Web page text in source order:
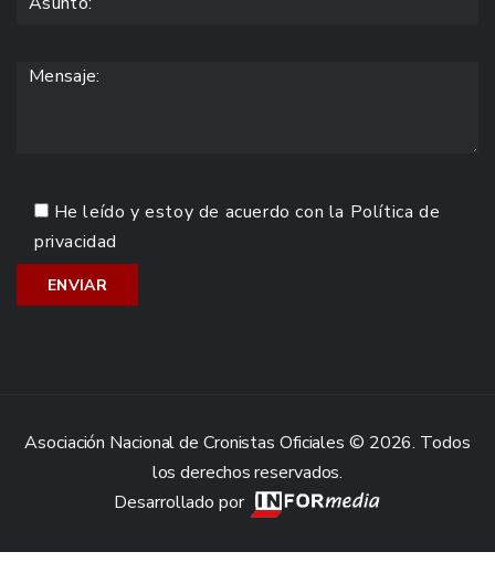
He leído y estoy de acuerdo con la Política de
privacidad
Asociación Nacional de Cronistas Oficiales © 2026. Todos
los derechos reservados.
Desarrollado por